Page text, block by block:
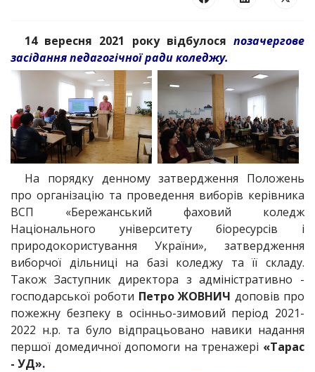
14 вересня 2021 року відбулося позачергове
засідання педагогічної ради коледжу.
На порядку денному затвердження Положень
про організацію та проведення виборів керівника
ВСП «Бережанський фаховий коледж
Національного університету біоресурсів і
природокористування України», затвердження
виборчої дільниці на базі коледжу та її складу.
Також Заступник директора з адміністративно -
господарської роботи Петро ЖОВНИЧ доповів про
пожежну безпеку в осінньо-зимовий період 2021-
2022 н.р. та було відпрацьовано навики надання
першої домедичної допомоги на тренажері «Тарас
- УД».